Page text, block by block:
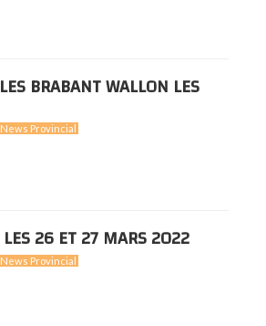
BRABANT WALLON LES
News Provincial
26 ET 27 MARS 2022
News Provincial